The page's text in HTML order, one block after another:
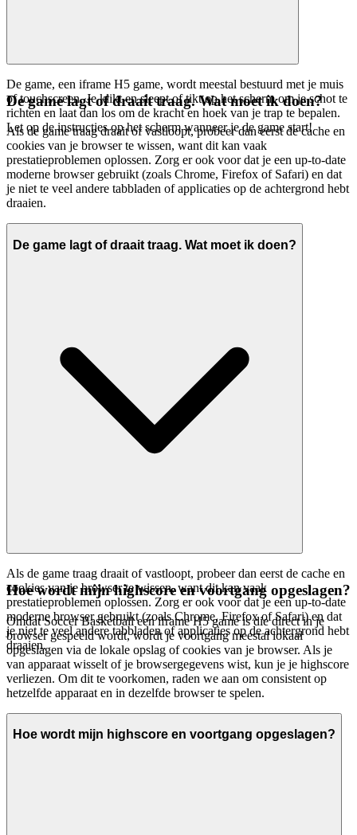
De game, een iframe H5 game, wordt meestal bestuurd met je muis
of touchscreen. Je klikt en sleept of tikt op het scherm om je schot te
richten en laat dan los om de kracht en hoek van je trap te bepalen.
Let op de instructies op het scherm wanneer je de game start!
De game lagt of draait traag. Wat moet ik doen?
Als de game traag draait of vastloopt, probeer dan eerst de cache en
cookies van je browser te wissen, want dit kan vaak
prestatieproblemen oplossen. Zorg er ook voor dat je een up-to-date
moderne browser gebruikt (zoals Chrome, Firefox of Safari) en dat
je niet te veel andere tabbladen of applicaties op de achtergrond hebt
draaien.
De game lagt of draait traag. Wat moet ik doen?
Als de game traag draait of vastloopt, probeer dan eerst de cache en
cookies van je browser te wissen, want dit kan vaak
prestatieproblemen oplossen. Zorg er ook voor dat je een up-to-date
moderne browser gebruikt (zoals Chrome, Firefox of Safari) en dat
je niet te veel andere tabbladen of applicaties op de achtergrond hebt
draaien.
Hoe wordt mijn highscore en voortgang opgeslagen?
Omdat Soccer Basketball een iframe H5 game is die direct in je
browser gespeeld wordt, wordt je voortgang meestal lokaal
opgeslagen via de lokale opslag of cookies van je browser. Als je
van apparaat wisselt of je browsergegevens wist, kun je je highscore
verliezen. Om dit te voorkomen, raden we aan om consistent op
hetzelfde apparaat en in dezelfde browser te spelen.
Hoe wordt mijn highscore en voortgang opgeslagen?